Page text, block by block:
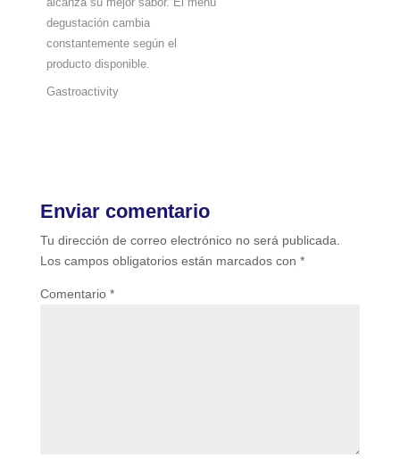
degustación cambia
constantemente según el
producto disponible.
Gastroactivity
Enviar comentario
Tu dirección de correo electrónico no será publicada.
Los campos obligatorios están marcados con *
Comentario *